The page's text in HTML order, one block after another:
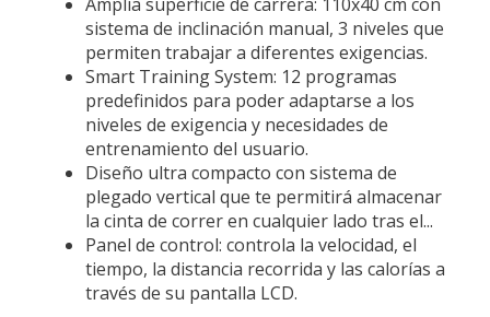
sistema de inclinación manual, 3 niveles que
permiten trabajar a diferentes exigencias.
Smart Training System: 12 programas
predefinidos para poder adaptarse a los
niveles de exigencia y necesidades de
entrenamiento del usuario.
Diseño ultra compacto con sistema de
plegado vertical que te permitirá almacenar
la cinta de correr en cualquier lado tras el...
Panel de control: controla la velocidad, el
tiempo, la distancia recorrida y las calorías a
través de su pantalla LCD.